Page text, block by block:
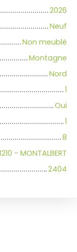
2026
Neuf
Non meublé
Montagne
Nord
1
Oui
1
8
- MONTALBERT
2404